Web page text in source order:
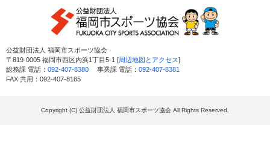
公益財団法人 福岡市スポーツ協会
〒819-0005 福岡市西区内浜1丁目5-1 [周辺地図とアクセス]
総務課 電話： 092-407-8380 事業課 電話： 092-407-8381
FAX 共用：092-407-8185
Copyright (C) 公益財団法人 福岡市スポーツ協会 All Rights Reserved.